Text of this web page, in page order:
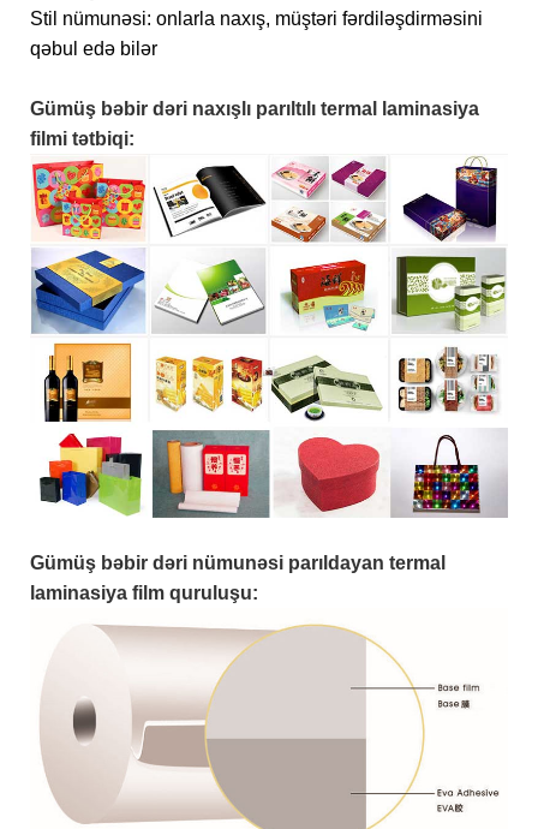
Stil nümunəsi: onlarla naxış, müştəri fərdiləşdirməsini
qəbul edə bilər
Gümüş bəbir dəri naxışlı parıltılı termal laminasiya
filmi tətbiqi:
Gümüş bəbir dəri nümunəsi parıldayan termal
laminasiya film quruluşu: